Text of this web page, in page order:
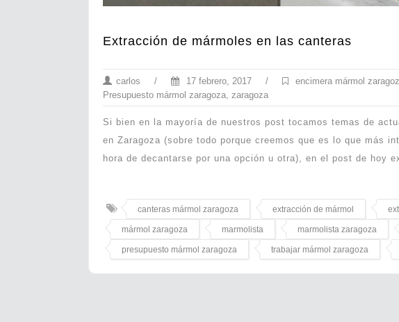
Extracción de mármoles en las canteras
carlos / 17 febrero, 2017 / encimera mármol
Presupuesto mármol zaragoza zaragoza
Si bien en la mayoría de nuestros post tocamos temas de
en Zaragoza (sobre todo porque creemos que es lo que más
hora de decantarse por una opción u otra), en el post de hoy
canteras mármol zaragoza extracción de mármol
mármol zaragoza marmolista marmolista zaragoza
presupuesto mármol zaragoza trabajar mármol zaragoza